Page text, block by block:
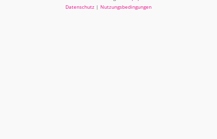
Datenschutz | Nutzungsbedingungen